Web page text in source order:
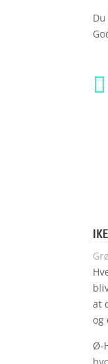

at
og
Ø-